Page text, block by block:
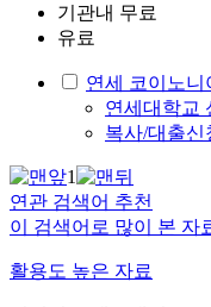
기관내 무료
유료
연세 코이노니
연세대학교
복사/대출신
1
연관 검색어 추천
이 검색어로 많이 본 자
활용도 높은 자료